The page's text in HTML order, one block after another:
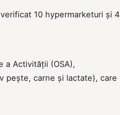
10 hypermarketuri și
a Activității (OSA),
pește, carne și lactate),